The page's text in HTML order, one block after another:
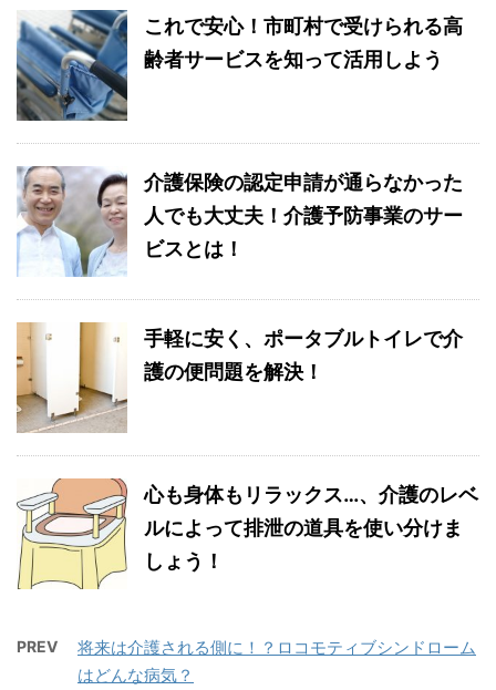
これで安心！市町村で受けられる高
齢者サービスを知って活用しよう
介護保険の認定申請が通らなかった
人でも大丈夫！介護予防事業のサー
ビスとは！
手軽に安く、ポータブルトイレで介
護の便問題を解決！
心も身体もリラックス…、介護のレベ
ルによって排泄の道具を使い分けま
しょう！
PREV
将来は介護される側に！？ロコモティブシンドローム
はどんな病気？